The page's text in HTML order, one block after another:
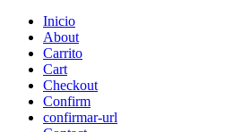
Inicio
About
Carrito
Cart
Checkout
Confirm
confirmar-url